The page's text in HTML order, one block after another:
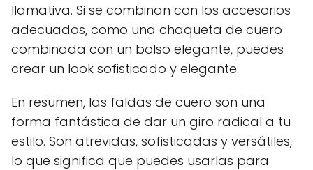
llamativa. Si se combinan con los accesorios
adecuados, como una chaqueta de cuero
combinada con un bolso elegante, puedes
crear un look sofisticado y elegante.
En resumen, las faldas de cuero son una
forma fantástica de dar un giro radical a tu
estilo. Son atrevidas, sofisticadas y versátiles,
lo que significa que puedes usarlas para